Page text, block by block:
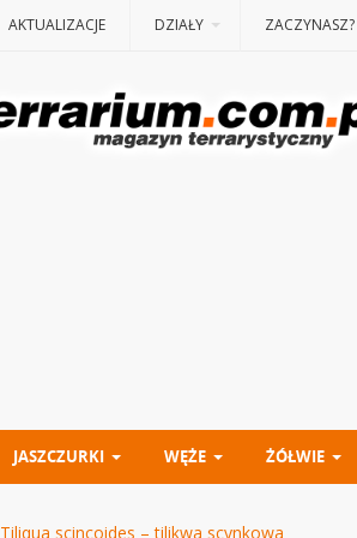
AKTUALIZACJE DZIAŁY ZACZYNASZ?
JASZCZURKI WĘŻE ŻÓŁWIE
Tiliqua scincoides – tilikwa scynkowa